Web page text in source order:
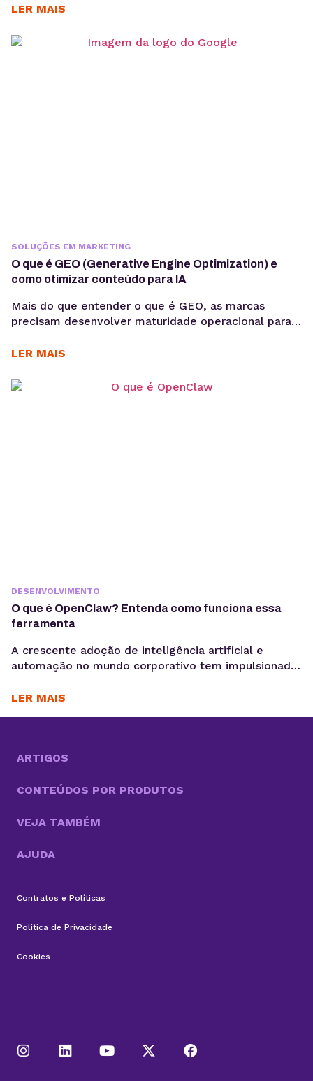
considerando integrações, observabilidade, custos
vai além de escolher um modelo de linguagem ou
LER MAIS
SOLUÇÕES EM MARKETING
O que é GEO (Generative Engine Optimization) e
como otimizar conteúdo para IA
Mais do que entender o que é GEO, as marcas
precisam desenvolver maturidade operacional para
intenção, consistência temática e conteúdos
sem comprometer a experiência humana. A forma
LER MAIS
DESENVOLVIMENTO
O que é OpenClaw? Entenda como funciona essa
ferramenta
A crescente adoção de inteligência artificial e
automação no mundo corporativo tem impulsionado
coleta, análise e ativação de dados, exatamente o
aproximar do...
LER MAIS
ARTIGOS
CONTEÚDOS POR PRODUTOS
VEJA TAMBÉM
AJUDA
Contratos e Políticas
Política de Privacidade
Cookies